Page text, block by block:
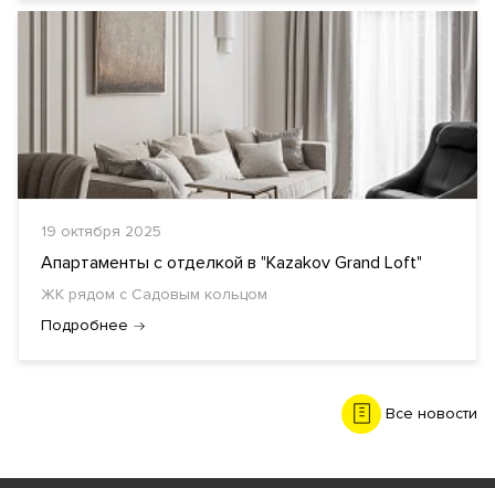
19 октября 2025
Апартаменты с отделкой в "Kazakov Grand Loft"
ЖК рядом с Садовым кольцом
Подробнее
Все новости